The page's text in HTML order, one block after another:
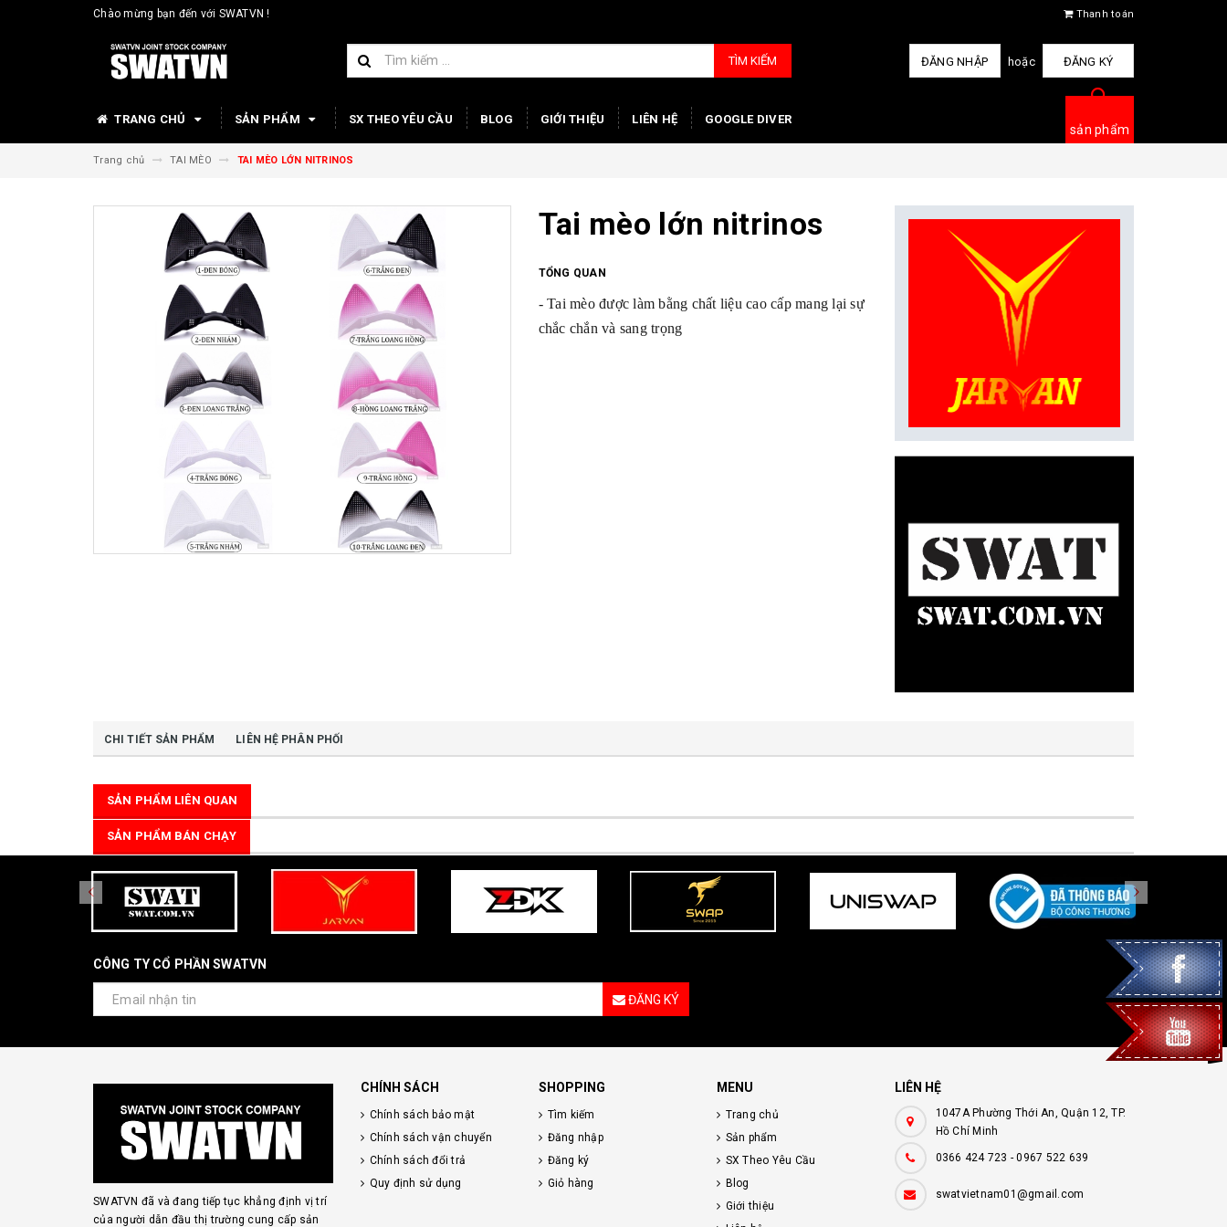
Chào mừng bạn đến với SWATVN ! Thanh toán
TÌM KIẾM ĐĂNG NHẬP hoặc ĐĂNG KÝ
TRANG CHỦ SẢN PHẨM SX THEO YÊU CẦU BLOG GIỚI THIỆU LIÊN HỆ GOOGLE DIVER
sản phẩm
Trang chủ TAI MÈO TAI MÈO LỚN NITRINOS
Tai mèo lớn nitrinos
TỔNG QUAN
- Tai mèo được làm bằng chất liệu cao cấp mang lại sự
chắc chắn và sang trọng
CHI TIẾT SẢN PHẨM LIÊN HỆ PHÂN PHỐI
SẢN PHẨM LIÊN QUAN
SẢN PHẨM BÁN CHẠY
CÔNG TY CỔ PHẦN SWATVN
ĐĂNG KÝ
SWATVN đã và đang tiếp tục khẳng định vị trí
của người dẫn đầu thị trường cung cấp sản
CHÍNH SÁCH
Chính sách bảo mật
Chính sách vận chuyển
Chính sách đổi trả
Quy định sử dụng
SHOPPING
Tìm kiếm
Đăng nhập
Đăng ký
Giỏ hàng
MENU
Trang chủ
Sản phẩm
SX Theo Yêu Cầu
Blog
Giới thiệu
LIÊN HỆ
1047A Phường Thới An, Quận 12, TP.
Hồ Chí Minh
0366 424 723 -0967 522 639
swatvietnam01@gmail.com